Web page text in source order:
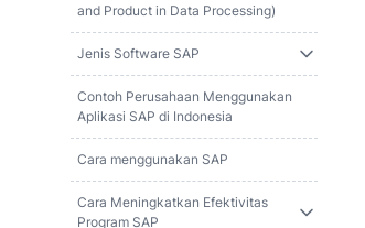
and Product in Data Processing)
Jenis Software SAP
Contoh Perusahaan Menggunakan
Aplikasi SAP di Indonesia
Cara menggunakan SAP
Cara Meningkatkan Efektivitas
Program SAP